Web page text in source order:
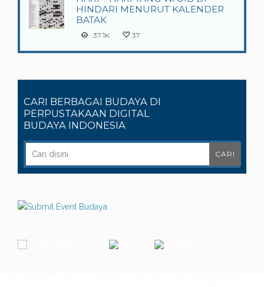
HINDARI MENURUT KALENDER
BATAK
37.1K 37
CARI BERBAGAI BUDAYA DI
PERPUSTAKAAN DIGITAL
BUDAYA INDONESIA